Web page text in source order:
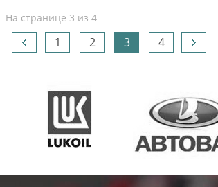
На странице 3 из 4
1 2 3 4